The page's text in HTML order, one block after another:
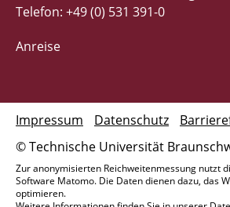
Telefon: +49 (0) 531 391-0
Anreise
© Technische Universität
Impressum Datenschutz
Zur anonymisierten Reichweitenmessung nutzt
Software Matomo. Die Daten dienen dazu, das
optimieren.